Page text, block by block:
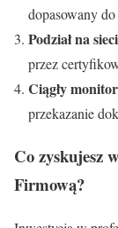
dopasowany
Podział na
przez
Ciągły
przekazanie
Co zyskujesz
Firmową?